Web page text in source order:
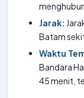
Jarak:
Batam
Waktu
Bandara
45 menit,